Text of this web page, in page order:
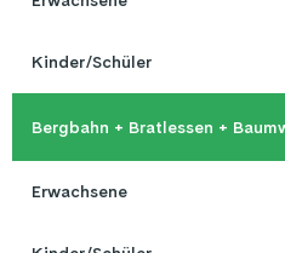
Kinder/Schüler
Bergbahn + Bratlessen +
Erwachsene